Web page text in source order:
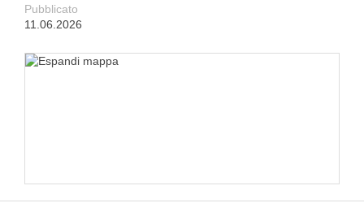
Pubblicato
11.06.2026